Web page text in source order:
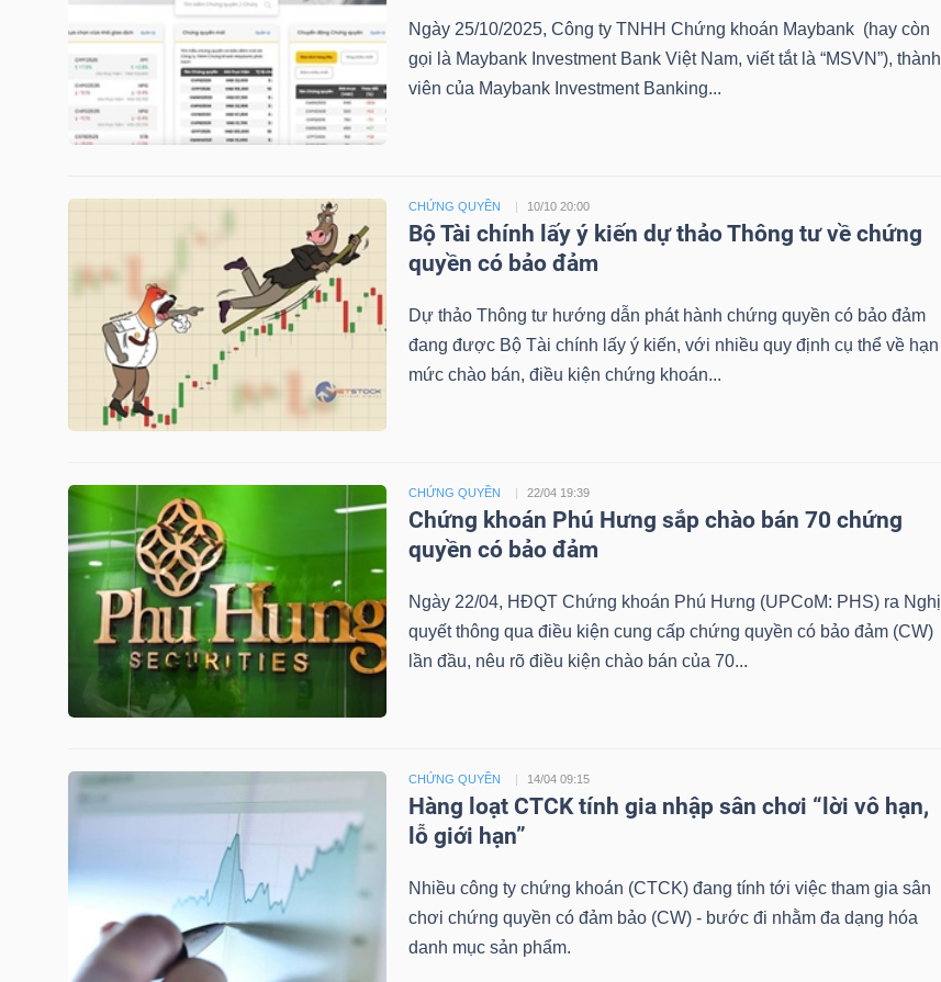
Ngày 25/10/2025, Công ty TNHH Chứng khoán Maybank (hay còn
gọi là Maybank Investment Bank Việt Nam, viết tắt là “MSVN”), thành
viên của Maybank Investment Banking...
CHỨNG QUYỀN 10/10 20:00
Bộ Tài chính lấy ý kiến dự thảo Thông tư về chứng
quyền có bảo đảm
Dự thảo Thông tư hướng dẫn phát hành chứng quyền có bảo đảm
đang được Bộ Tài chính lấy ý kiến, với nhiều quy định cụ thể về hạn
mức chào bán, điều kiện chứng khoán...
CHỨNG QUYỀN 22/04 19:39
Chứng khoán Phú Hưng sắp chào bán 70 chứng
quyền có bảo đảm
Ngày 22/04, HĐQT Chứng khoán Phú Hưng (UPCoM: PHS) ra Nghị
quyết thông qua điều kiện cung cấp chứng quyền có bảo đảm (CW)
lần đầu, nêu rõ điều kiện chào bán của 70...
CHỨNG QUYỀN 14/04 09:15
Hàng loạt CTCK tính gia nhập sân chơi “lời vô hạn,
lỗ giới hạn”
Nhiều công ty chứng khoán (CTCK) đang tính tới việc tham gia sân
chơi chứng quyền có đảm bảo (CW) - bước đi nhằm đa dạng hóa
danh mục sản phẩm.
TRUY
Ngành